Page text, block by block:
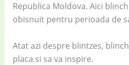
Republica Moldova. Aici
obisnuit pentru perioada de
Atat azi despre blintzes,
placa si sa va inspire.